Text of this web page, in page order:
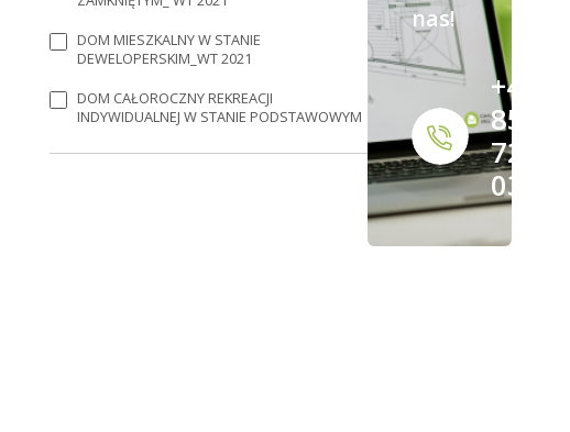
DOM MIESZKALNY W STANIE
DEWELOPERSKIM_WT 2021
DOM CAŁOROCZNY REKREACJI
INDYWIDUALNEJ W STANIE PODSTAWOWYM
nas!
+48
856
723
031